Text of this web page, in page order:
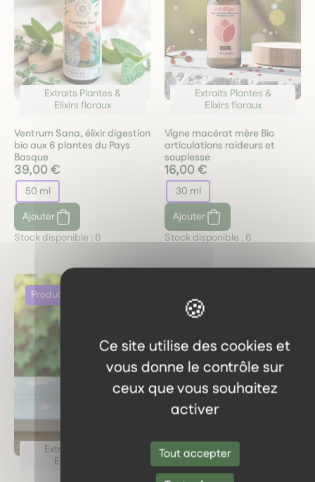
Ce site utilise des cookies et
vous donne le contrôle sur
ceux que vous souhaitez
activer
Tout accepter
Extraits Plantes &
Elixirs floraux
Ventrum Sana, élixir digestion
bio aux 6 plantes du Pays
Basque
39,00 €
50 ml
Ajouter
Stock disponible : 6
Extraits Plantes &
Elixirs floraux
Vigne macérat mère Bio
articulations raideurs et
souplesse
16,00 €
30 ml
Ajouter
Stock disponible : 6
Extraits Plantes &
Elixirs floraux
Extraits Plantes &
Elixirs floraux